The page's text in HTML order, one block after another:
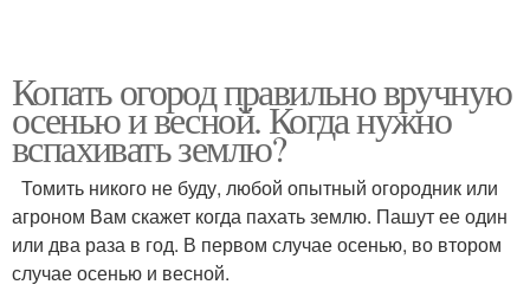
Копать огород правильно вручную
осенью и весной. Когда нужно
вспахивать землю?
Томить никого не буду, любой опытный огородник или
агроном Вам скажет когда пахать землю. Пашут ее один
или два раза в год. В первом случае осенью, во втором
случае осенью и весной.